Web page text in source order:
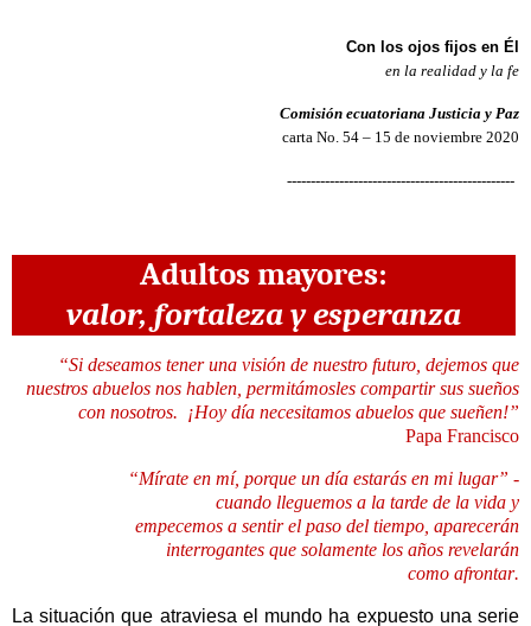
Con los ojos fijos en Él
en la realidad y la fe
Comisión ecuatoriana Justicia y Paz
carta No. 54 – 15 de noviembre 2020
------------------------------------------------
Adultos mayores:
valor, fortaleza y esperanza
“Si deseamos tener una visión de nuestro futuro, dejemos que
nuestros abuelos nos hablen, permitámosles compartir sus sueños
con nosotros.
¡Hoy día necesitamos abuelos que sueñen!”
Papa Francisco
“Mírate en mí, porque un día estarás en mi lugar” -
cuando lleguemos a la tarde de la vida y
empecemos a sentir el paso del tiempo, aparecerán
interrogantes que solamente los años revelarán
como afrontar.
La situación que atraviesa el mundo ha expuesto una serie